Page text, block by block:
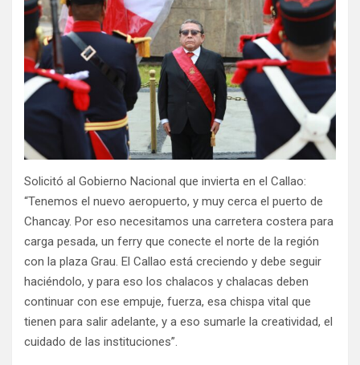
Solicitó al Gobierno Nacional que invierta en el Callao:
“Tenemos el nuevo aeropuerto, y muy cerca el puerto de
Chancay. Por eso necesitamos una carretera costera para
carga pesada, un ferry que conecte el norte de la región
con la plaza Grau. El Callao está creciendo y debe seguir
haciéndolo, y para eso los chalacos y chalacas deben
continuar con ese empuje, fuerza, esa chispa vital que
tienen para salir adelante, y a eso sumarle la creatividad, el
cuidado de las instituciones”.